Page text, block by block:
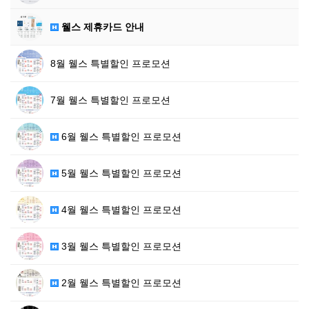
웰스 제휴카드 안내
8월 웰스 특별할인 프로모션
7월 웰스 특별할인 프로모션
6월 웰스 특별할인 프로모션
5월 웰스 특별할인 프로모션
4월 웰스 특별할인 프로모션
3월 웰스 특별할인 프로모션
2월 웰스 특별할인 프로모션